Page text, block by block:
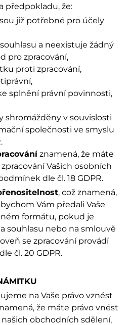
předpokladu, že:
již potřebné pro účely
a neexistuje žádný
pro zpracování,
proti zpracování,
splnění právní povinnosti,
shromážděny v souvislosti
společnosti ve smyslu
znamená, že máte
Vašich osobních
dle čl. 18 GDPR.
, což znamená,
Vám předali Vaše
formátu, pokud je
souhlasu nebo na smlouvě
se zpracování provádí
čl. 20 GDPR.
na Vaše právo vznést
že máte právo vnést
obchodních sdělení,